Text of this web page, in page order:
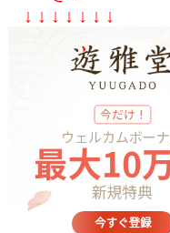
↓ ↓ ↓ ↓ ↓ ↓ ↓